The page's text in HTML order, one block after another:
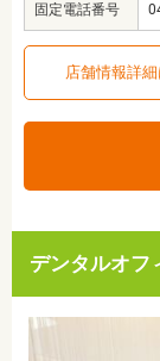
固定電話番号
店舗情報詳
デンタルオフ